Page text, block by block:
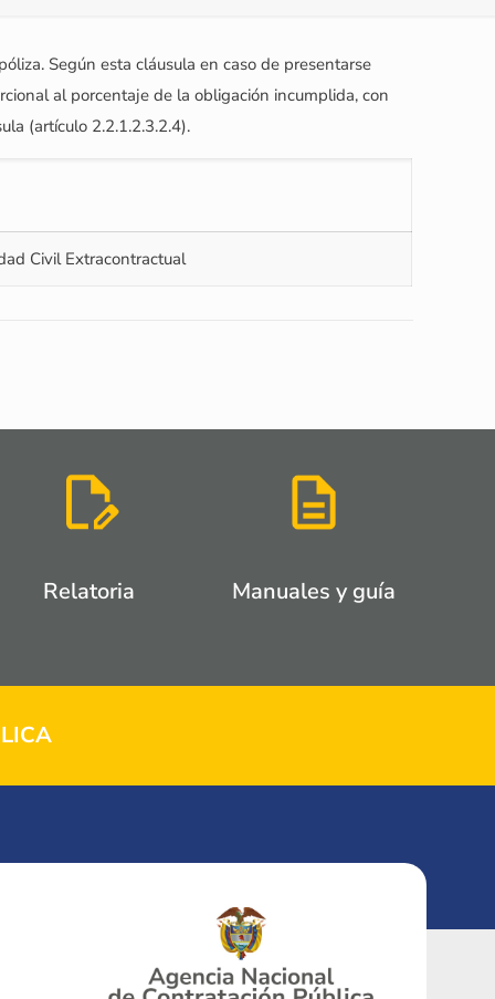
Según esta cláusula en caso de presentarse
al porcentaje de la obligación incumplida, con
(artículo 2.2.1.2.3.2.4).
Civil Extracontractual
Relatoria Manuales y guía